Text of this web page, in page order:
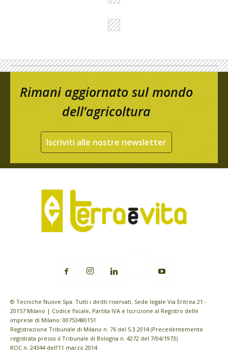
Rimani aggiornato sul mondo
dell’agricoltura
Iscriviti alle nostre newsletter
© Tecniche Nuove Spa. Tutti i diritti riservati. Sede legale Via Eritrea 21 -
20157 Milano | Codice fiscale, Partita IVA e Iscrizione al Registro delle
imprese di Milano: 00753480151
Registrazione Tribunale di Milano n. 76 del 5.3.2014 (Precedentemente
registrata presso il Tribunale di Bologna n. 4272 del 7/04/1973)
ROC n. 24344 dell’11 marzo 2014